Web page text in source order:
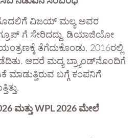
ವಿಜಯ್ ಮಲ್ಯ ಅವರ
ಗೆ ಸೇರಿದದ್ದು. ಡಿಯಾಜಿಯೋ
ತೆಗೆದುಕೊಂಡು, 2016ರಲ್ಲಿ
ಆದರೆ ಮದ್ಯ ಬ್ರ್ಯಾಂಡ್‌ನೊಂದಿಗೆ
ಮಾಡುತ್ತಿರುವ ಬಗ್ಗೆ ಕಂಪನಿಗೆ
ಮತ್ತು WPL 2026 ಮೇಲೆ